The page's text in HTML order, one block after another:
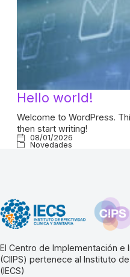
Hello world!
Welcome to WordPress.
then start writing!
08/01/2026
Novedades
El Centro de Implementación e
(CIIPS) pertenece al Instituto
(IECS)